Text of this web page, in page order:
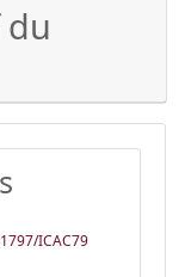
ICAC79